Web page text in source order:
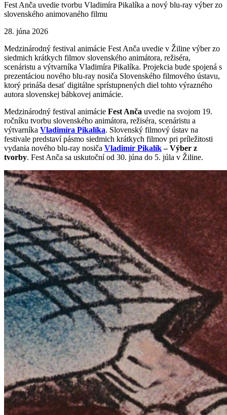
Fest Anča uvedie tvorbu Vladimíra Pikalíka a nový blu-ray výber zo
slovenského animovaného filmu
28. júna 2026
Medzinárodný festival animácie Fest Anča uvedie v Žiline výber zo
siedmich krátkych filmov slovenského animátora, režiséra,
scenáristu a výtvarníka Vladimíra Pikalíka. Projekcia bude spojená s
prezentáciou nového blu-ray nosiča Slovenského filmového ústavu,
ktorý prináša desať digitálne sprístupnených diel tohto výrazného
autora slovenskej bábkovej animácie.
Medzinárodný festival animácie Fest Anča uvedie na svojom 19.
ročníku tvorbu slovenského animátora, režiséra, scenáristu a
výtvarníka Vladimíra Pikalíka. Slovenský filmový ústav na
festivale predstaví pásmo siedmich krátkych filmov pri príležitosti
vydania nového blu-ray nosiča Vladimír Pikalík– Výber z
tvorby. Fest Anča sa uskutoční od 30. júna do 5. júla v Žiline.